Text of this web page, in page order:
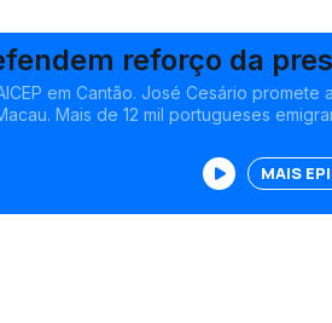
reforço da
em Cantão. José Cesário promete
Mais de 12 mil portugueses
MAIS